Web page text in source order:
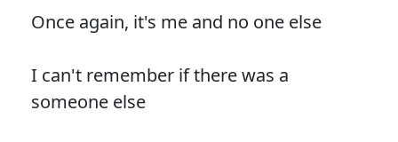
Once again, it's me and no one else
I can't remember if there was a
someone else